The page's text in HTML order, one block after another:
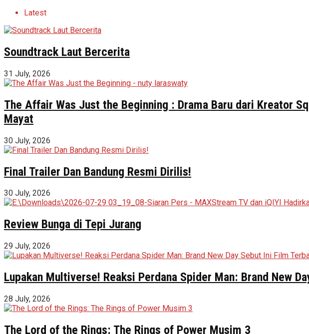
Latest
Soundtrack Laut Bercerita
31 July, 2026
The Affair Was Just the Beginning : Drama Baru dari Kreator
Mayat
30 July, 2026
Final Trailer Dan Bandung Resmi Dirilis!
30 July, 2026
Review Bunga di Tepi Jurang
29 July, 2026
Lupakan Multiverse! Reaksi Perdana Spider Man: Brand New
28 July, 2026
The Lord of the Rings: The Rings of Power Musim 3